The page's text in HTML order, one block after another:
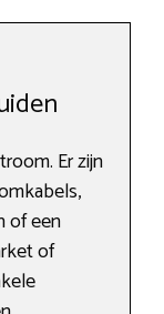
Er zijn
of een
of